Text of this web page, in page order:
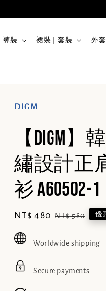
褲裝 裙裝｜套裝 外套
DIGM
【DIGM
繡設計正
衫 A60502-1
Sale
NT$ 480 Regular
NT$ 580 優
Worldwide shipping
Secure payments